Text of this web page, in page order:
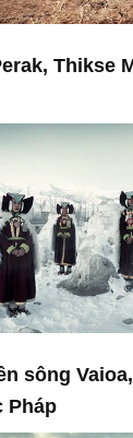
Thikse
sông
Pháp